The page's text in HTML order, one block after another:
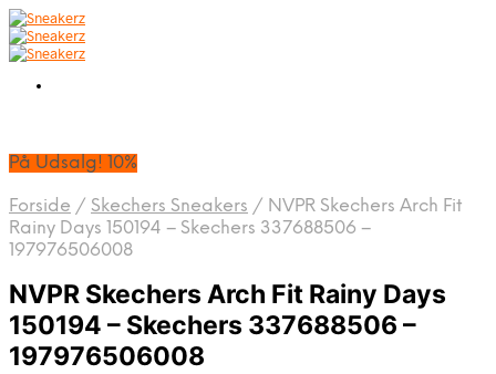
På Udsalg! 10%
Forside / Skechers Sneakers / NVPR Skechers Arch Fit
Rainy Days 150194 – Skechers 337688506 –
197976506008
NVPR Skechers Arch Fit Rainy Days
150194 – Skechers 337688506 –
197976506008